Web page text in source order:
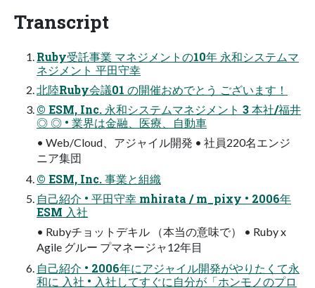
Transcript
Ruby受託事業 マネジメントの10年 永和システムマ
ネジメント 平田守幸
北陸Ruby会議01 の開催おめでとう ございます！
© ESM, Inc. 永和システムマネジメント 3 本社/福井
◎ ◎ • 業界は金融、医療、自動車
• Web/Cloud、アジャイル開発 • 社員220名エンジ
ニア集団
© ESM, Inc. 事業と組織
自己紹介 • 平田守幸 mhirata / m_pixy • 2006年
ESM 入社
• Rubyチョットデキル （本当の意味で） • Ruby x
Agile グルー プマネージャ12年目
自己紹介 • 2006年にアジャイル開発がやりたくて永
和に 入社 • 入社してすぐに自分が「ホンモノのプロ